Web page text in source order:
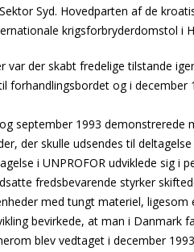
Syd. Hovedparten af de
krigsforbryderdomstol i
var der skabt fredelige tilstande
forhandlingsbordet og i
september 1993
der skulle udsendes til
i UNPROFOR udviklede sig i
fredsbevarende styrker
med tungt materiel,
bevirkede, at man i Danmark
blev vedtaget i december